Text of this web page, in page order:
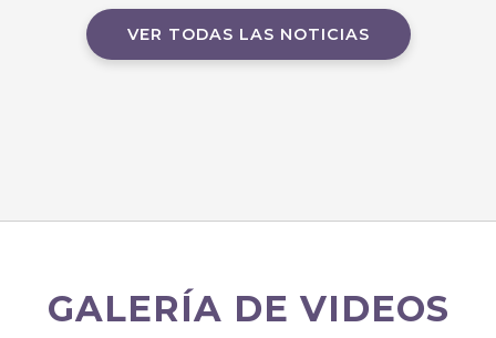
VER TODAS LAS NOTICIAS
GALERÍA DE VIDEOS